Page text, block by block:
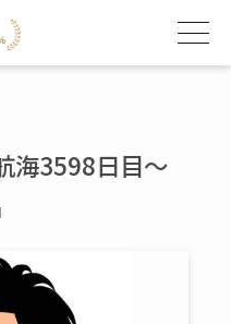
3598日目～